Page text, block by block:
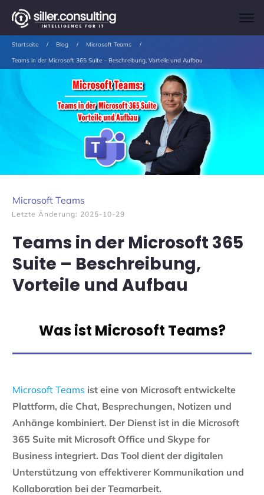
Startseite / Blog / Microsoft Teams /
Teams in der Microsoft 365 Suite – Beschreibung, Vorteile und Aufbau
Microsoft Teams
Letzte Änderung: 2025-10-29
Teams in der Microsoft 365
Suite – Beschreibung,
Vorteile und Aufbau
Was ist Microsoft Teams?
Microsoft Teams ist eine von Microsoft entwickelte
Plattform, die Chat, Besprechungen, Notizen und
Anhänge kombiniert. Der Dienst ist in die Microsoft
365 Suite mit Microsoft Office und Skype for
Business integriert. Das Tool dient der digitalen
Unterstützung von effektiverer Kommunikation und
Kollaboration bei der Teamarbeit.